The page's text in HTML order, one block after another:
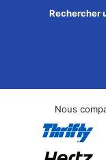
Rechercher
Nous